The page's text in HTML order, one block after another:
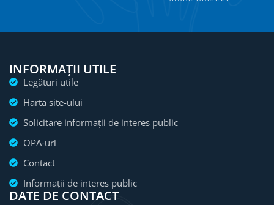
INFORMAȚII UTILE
Legături utile
Harta site-ului
Solicitare informații de interes public
OPA-uri
Contact
Informații de interes public
DATE DE CONTACT